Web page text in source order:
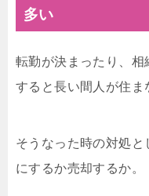
多い
転勤が決まったり、相
すると長い間人が住ま
そうなった時の対処と
にするか売却するか。